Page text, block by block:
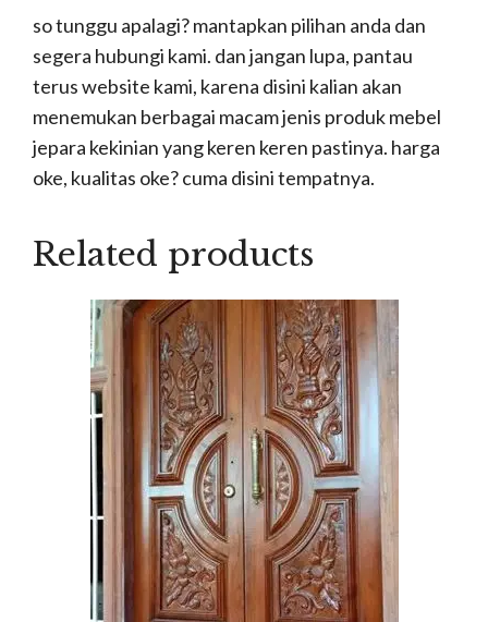
so tunggu apalagi? mantapkan pilihan anda dan
segera hubungi kami. dan jangan lupa, pantau
terus website kami, karena disini kalian akan
menemukan berbagai macam jenis produk mebel
jepara kekinian yang keren keren pastinya. harga
oke, kualitas oke? cuma disini tempatnya.
Related products